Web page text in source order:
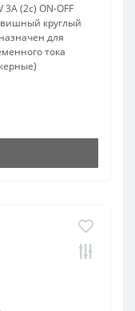
(2с) ON-OFF
круглый
для
тока